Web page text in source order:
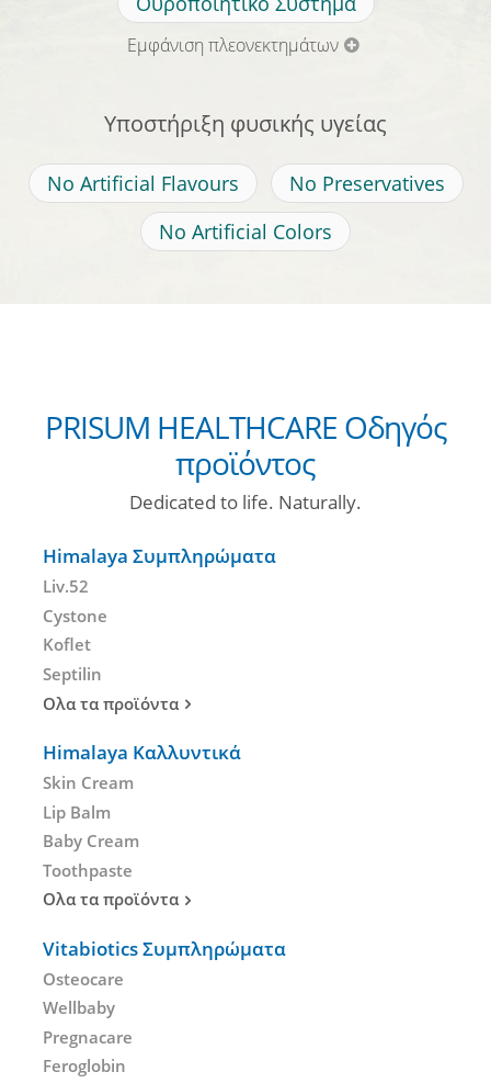
Εμφάνιση πλεονεκτημάτων
Υποστήριξη φυσικής υγείας
No Artificial Flavours
No Preservatives
No Artificial Colors
PRISUM HEALTHCARE Οδηγός
προϊόντος
Dedicated to life. Naturally.
Himalaya Συμπληρώματα
Liv.52
Cystone
Koflet
Septilin
Ολα τα προϊόντα
Himalaya Καλλυντικά
Skin Cream
Lip Balm
Baby Cream
Toothpaste
Ολα τα προϊόντα
Vitabiotics Συμπληρώματα
Osteocare
Wellbaby
Pregnacare
Feroglobin